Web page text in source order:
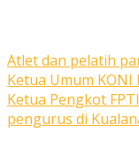
Atlet dan pelatih
Ketua Umum KONI
Ketua Pengkot
pengurus di